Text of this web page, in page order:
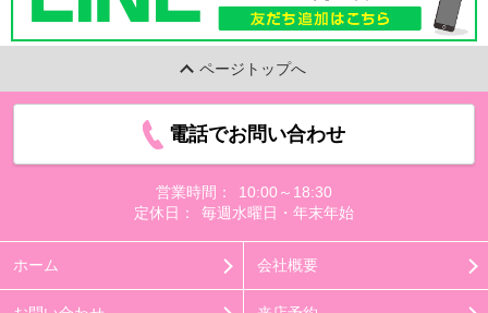
ページトップへ
電話でお問い合わせ
営業時間：
10:00～18:30
定休日：
毎週水曜日・年末年始
ホーム 会社概要